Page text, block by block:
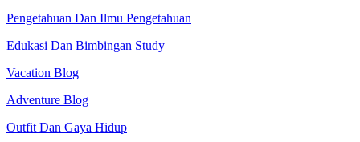
Pengetahuan Dan Ilmu Pengetahuan
Edukasi Dan Bimbingan Study
Vacation Blog
Adventure Blog
Outfit Dan Gaya Hidup